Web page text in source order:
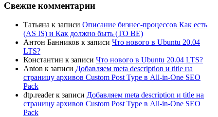
Свежие комментарии
Татьяна к записи Описание бизнес-процессов Как есть
(AS IS) и Как должно быть (TO BE)
Антон Банников к записи Что нового в Ubuntu 20.04
LTS?
Константин к записи Что нового в Ubuntu 20.04 LTS?
Anton к записи Добавляем meta description и title на
страницу архивов Custom Post Type в All-in-One SEO
Pack
dtp.readerк записи Добавляем meta description и title на
страницу архивов Custom Post Type в All-in-One SEO
Pack